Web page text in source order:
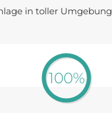
in toller Umgebung
100%